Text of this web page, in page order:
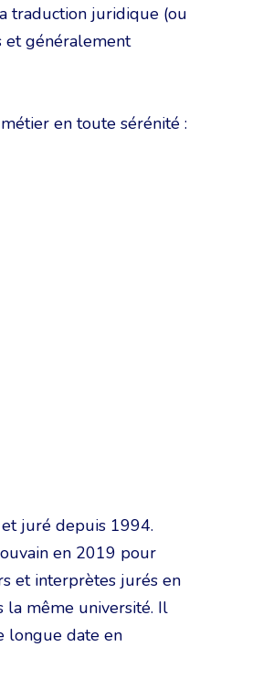
traduction juridique (ou
et généralement
en toute sérénité :
juré depuis 1994.
en 2019 pour
et interprètes jurés en
la même université. Il
longue date en